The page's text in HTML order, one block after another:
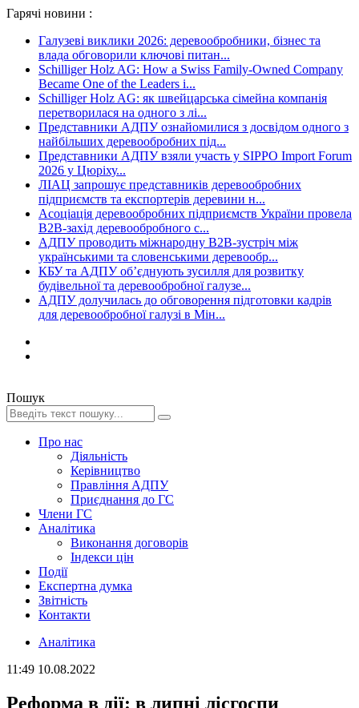
Гарячі новини :
Галузеві виклики 2026: деревообробники, бізнес та
влада обговорили ключові питан...
Schilliger Holz AG: How a Swiss Family-Owned Company
Became One of the Leaders i...
Schilliger Holz AG: як швейцарська сімейна компанія
перетворилася на одного з лі...
Представники АДПУ ознайомилися з досвідом одного з
найбільших деревообробних під...
Представники АДПУ взяли участь у SIPPO Import Forum
2026 у Цюріху...
ЛІАЦ запрошує представників деревообробних
підприємств та експортерів деревини н...
Асоціація деревообробних підприємств України провела
B2B-захід деревообробного с...
АДПУ проводить міжнародну B2B-зустріч між
українськими та словенськими деревообр...
КБУ та АДПУ об’єднують зусилля для розвитку
будівельної та деревообробної галузе...
АДПУ долучилась до обговорення підготовки кадрів
для деревообробної галузі в Мін...
Пошук
Про нас
Діяльність
Керівництво
Правління АДПУ
Приєднання до ГС
Члени ГС
Аналітика
Виконання договорів
Індекси цін
Події
Експертна думка
Звітність
Контакти
Аналітика
11:49 10.08.2022
Реформа в дії: в липні лісгоспи